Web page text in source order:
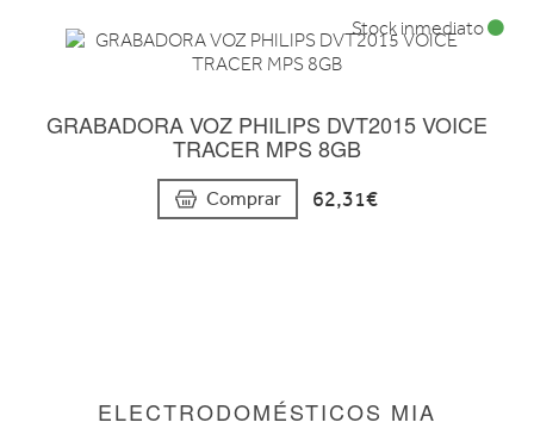
GRABADORA VOZ PHILIPS DVT2015 VOICE
TRACER MPS 8GB
Comprar 62,31€
Stock inmediato
ELECTRODOMÉSTICOS MIA